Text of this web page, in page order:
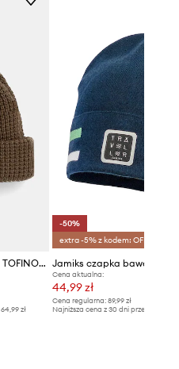
Quiksilver czapka dziecięca TOFINO BEANIE
64,99 zł
-50%
extra -5% z kodem: OFF*
Cena aktualna:
44,99 zł
Cena regularna: 89,99 zł
Najniższa cena z 30 dni przed obniżką: